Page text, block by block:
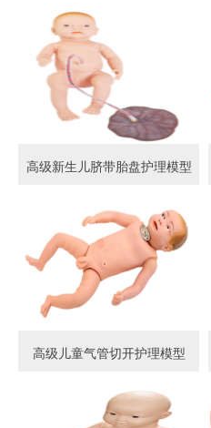
高级新生儿脐带胎盘护理模型
高级儿童气管切开护理模型